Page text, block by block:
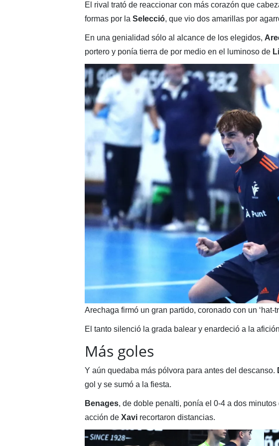
El rival trató de reaccionar con más corazón que
formas por la Selecció, que vio dos amarillas por
En una genialidad sólo al alcance de los elegidos,
portero y ponía tierra de por medio en el luminoso de
Arechaga firmó un gran partido, coronado con un ‘hat-
El tanto silenció la grada balear y enardeció a la
Más goles
Y aún quedaba más pólvora para antes del descanso.
gol y se sumó a la fiesta.
Benages, de doble penalti, ponía el 0-4 a dos
acción de Xavirecortaron distancias.